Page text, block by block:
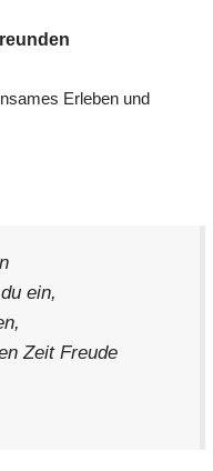
Erleben und
ein,
Zeit Freude